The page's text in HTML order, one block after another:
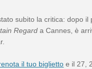
subito la critica: dopo il
Regard a Cannes, è
il tuo biglietto e il 27,